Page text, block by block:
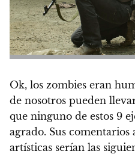
Ok, los zombies eran
de nosotros pueden
que ninguno de estos 9
agrado. Sus comentarios
artísticas serían las